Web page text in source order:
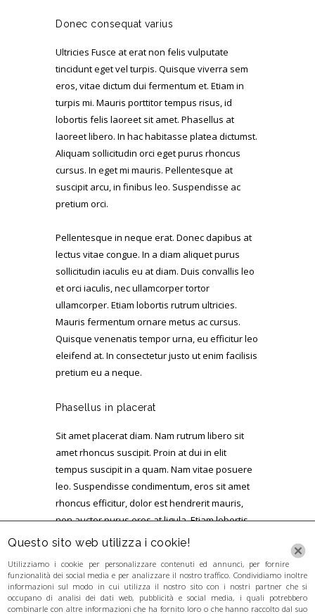
Donec consequat varius
Ultricies Fusce at erat non felis vulputate
tincidunt eget vel turpis. Quisque viverra sem
eros, vitae dictum dui fermentum et. Etiam in
turpis mi. Mauris porttitor tempus risus, id
lobortis felis laoreet sit amet. Phasellus at
laoreet libero. In hac habitasse platea dictumst.
Aliquam sollicitudin orci eget purus rhoncus
cursus. In eget mi mauris. Pellentesque at
suscipit arcu, in finibus leo. Suspendisse ac
pretium orci.
Pellentesque in neque erat. Donec dapibus at
lectus vitae congue. In a diam aliquet purus
sollicitudin iaculis eu at diam. Duis convallis leo
et orci iaculis, nec ullamcorper tortor
ullamcorper. Etiam lobortis rutrum ultricies.
Mauris fermentum ornare metus ac cursus.
Quisque venenatis tempor urna, eu efficitur leo
eleifend at. In consectetur justo ut enim facilisis
pretium eu a neque.
Phasellus in placerat
Sit amet placerat diam. Nam rutrum libero sit
amet rhoncus suscipit. Proin at dui in elit
tempus suscipit in a quam. Nam vitae posuere
leo. Suspendisse condimentum, eros sit amet
rhoncus efficitur, dolor est hendrerit mauris,
non auctor purus eros at ligula. Etiam lobortis
rutrum ultricies. Mauris fermentum ornare
Questo sito web utilizza i cookie!
Utilizziamo i cookie per personalizzare contenuti ed annunci, per fornire
funzionalità dei social media e per analizzare il nostro traffico. Condividiamo inoltre
informazioni sul modo in cui utilizza il nostro sito con i nostri partner che si
occupano di analisi dei dati web, pubblicità e social media, i quali potrebbero
combinarle con altre informazioni che ha fornito loro o che hanno raccolto dal suo